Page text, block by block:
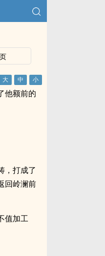
他额前的
，打成了
回岭澜前
值加工